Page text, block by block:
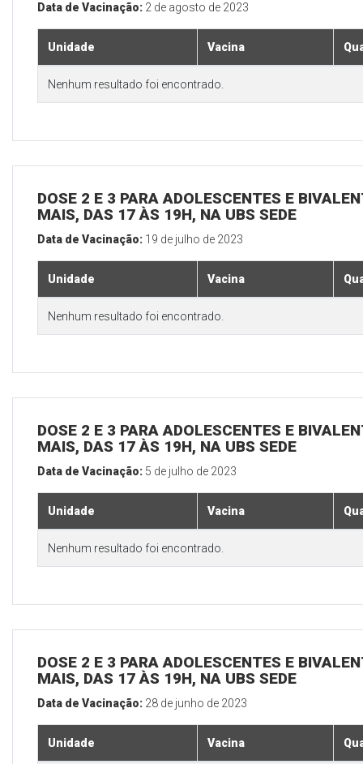
Data de Vacinação: 2 de agosto de 2023
Unidade Vacina
Nenhum resultado foi encontrado.
DOSE 2 E 3 PARA ADOLESCENTES E
MAIS, DAS 17 ÀS 19H, NA UBS SEDE
Data de Vacinação: 19 de julho de 2023
Unidade Vacina
Nenhum resultado foi encontrado.
DOSE 2 E 3 PARA ADOLESCENTES E
MAIS, DAS 17 ÀS 19H, NA UBS SEDE
Data de Vacinação: 5 de julho de 2023
Unidade Vacina
Nenhum resultado foi encontrado.
DOSE 2 E 3 PARA ADOLESCENTES E
MAIS, DAS 17 ÀS 19H, NA UBS SEDE
Data de Vacinação: 28 de junho de 2023
Unidade Vacina